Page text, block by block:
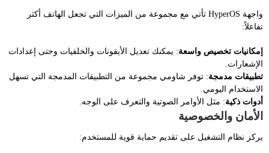
واجهة HyperOS تأتي مع مجموعة من الميزات التي تجعل الهاتف أكثر
تفاعلاً:
إمكانيات تخصيص واسعة: يمكنك تعديل الأيقونات والخلفيات وحتى إعدادات
الإشعارات.
تطبيقات مدمجة: توفر شاومي مجموعة من التطبيقات المدمجة التي تسهل
الاستخدام اليومي.
أدوات ذكية: مثل الأوامر الصوتية والتعرف على الوجه.
الأمان والخصوصية
يركز نظام التشغيل على تقديم حماية قوية للمستخدم: